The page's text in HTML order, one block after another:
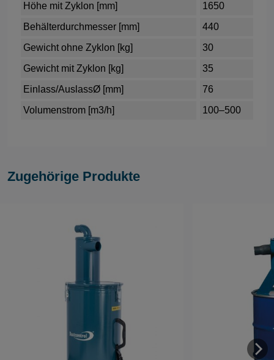
Höhe mit Zyklon [mm]
1650
Behälterdurchmesser [mm]
440
Gewicht ohne Zyklon [kg]
30
Gewicht mit Zyklon [kg]
35
Einlass/AuslassØ [mm]
76
Volumenstrom [m3/h]
100–500
Zugehörige Produkte